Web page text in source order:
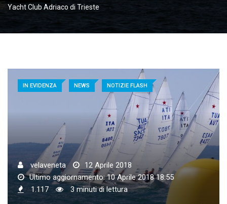
Yacht Club Adriaco di Trieste
IN EVIDENZA NEWS NOTIZIE FLASH
velaveneta
12 Aprile 2018
Ultimo aggiornamento: 10 Aprile 2018 18:55
1.117
3 minuti di lettura